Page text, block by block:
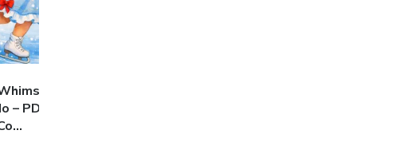
Natal
– PDF Digital de